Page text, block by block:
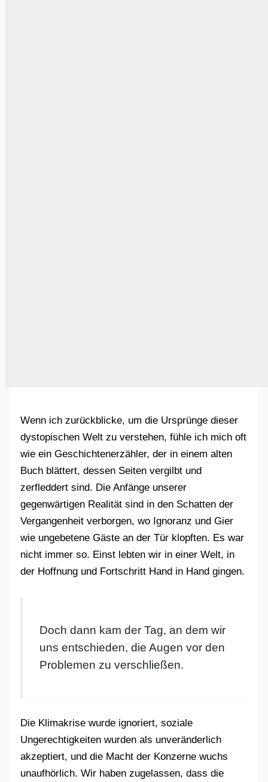
Wenn ich zurückblicke, um die Ursprünge dieser
dystopischen Welt zu verstehen, fühle ich mich oft
wie ein Geschichtenerzähler, der in einem alten
Buch blättert, dessen Seiten vergilbt und
zerfleddert sind. Die Anfänge unserer
gegenwärtigen Realität sind in den Schatten der
Vergangenheit verborgen, wo Ignoranz und Gier
wie ungebetene Gäste an der Tür klopften. Es war
nicht immer so. Einst lebten wir in einer Welt, in
der Hoffnung und Fortschritt Hand in Hand gingen.
Doch dann kam der Tag, an dem wir
uns entschieden, die Augen vor den
Problemen zu verschließen.
Die Klimakrise wurde ignoriert, soziale
Ungerechtigkeiten wurden als unveränderlich
akzeptiert, und die Macht der Konzerne wuchs
unaufhörlich. Wir haben zugelassen, dass die